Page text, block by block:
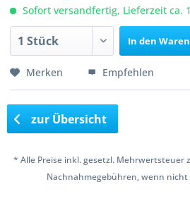
Sofort versandfertig, Lieferzeit ca.
In den
Merken Empfehlen
zur Übersicht
* Alle Preise inkl. gesetzl. Mehrwertsteuer
Nachnahmegebühren, wenn nicht